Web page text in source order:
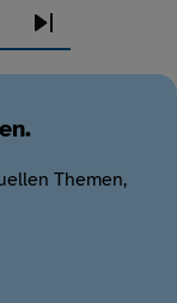
NächsteLetzte
Seite
Themen,